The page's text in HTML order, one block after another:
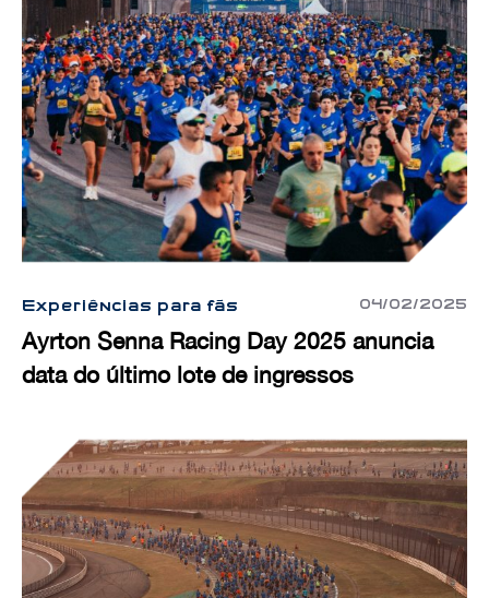
Experiências para fãs 04/02/2025
Ayrton Senna Racing Day 2025 anuncia
data do último lote de ingressos